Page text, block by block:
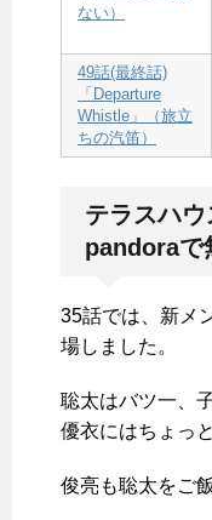
ない）
49話(最終話)
「Departure
Whistle」（旅立
ちの汽笛）
テラスハ
pandoraで
35話では、新メ
場しました。
聡太はバツ一、
優衣にはちょっ
俊亮も聡太をご